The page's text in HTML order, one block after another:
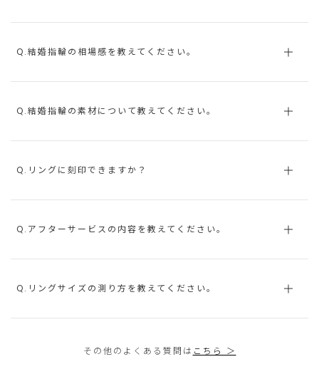
Q.結婚指輪の相場感を教えてください。
Q.結婚指輪の素材について教えてください。
Q.リングに刻印できますか？
Q.アフターサービスの内容を教えてください。
Q.リングサイズの測り方を教えてください。
その他のよくある質問は こちら ＞